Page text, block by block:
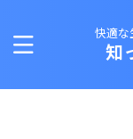
快適な
知